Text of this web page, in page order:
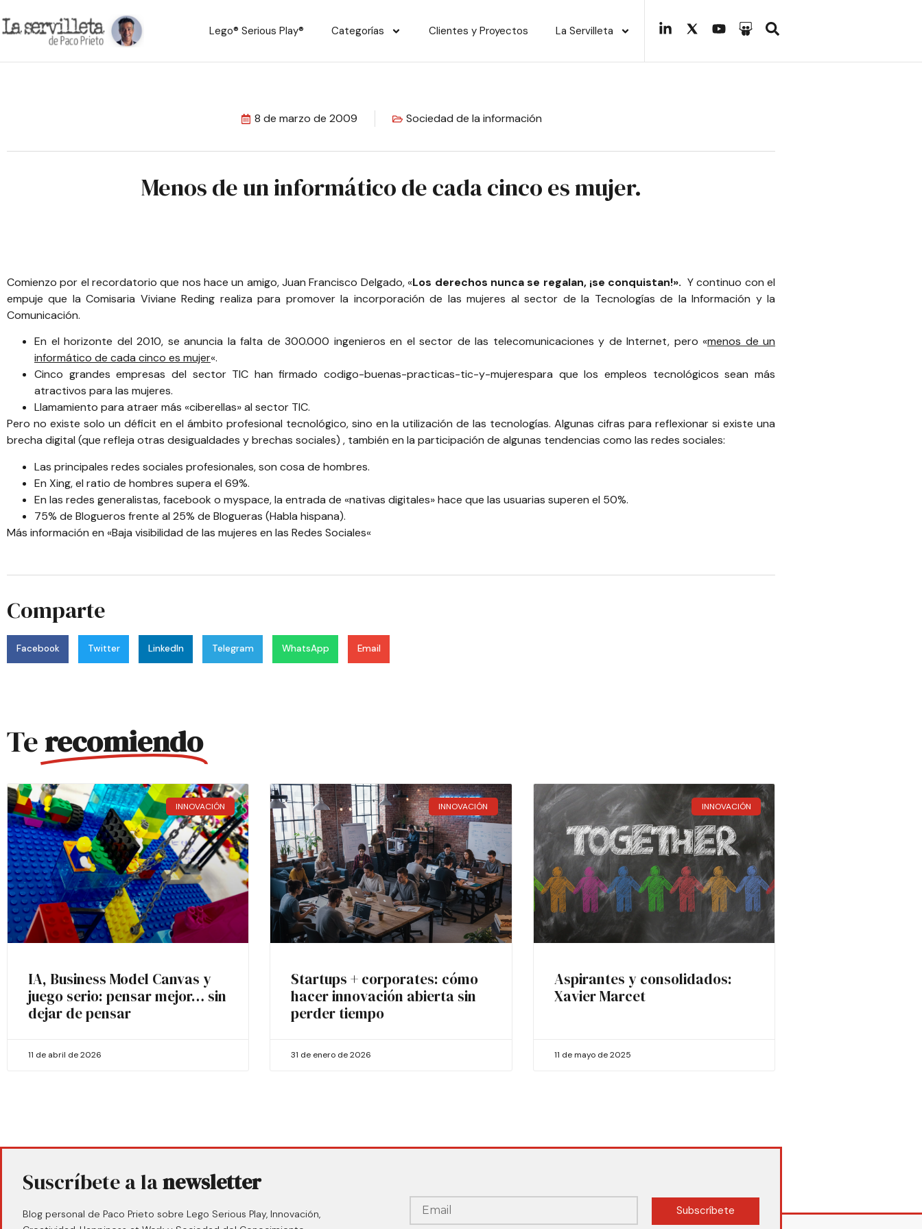
Lego® Serious Play® Categorías Clientes y Proyectos La Servilleta
8 de marzo de 2009 Sociedad de la información
Menos de un informático de cada cinco es mujer.
Comienzo por el recordatorio que nos hace un amigo, Juan Francisco Delgado, «Los derechos nunca se regalan, ¡se conquistan!». Y continuo con el
empuje que la Comisaria Viviane Reding realiza para promover la incorporación de las mujeres al sector de la Tecnologías de la Información y la
Comunicación.
En el horizonte del 2010, se anuncia la falta de 300.000 ingenieros en el sector de las telecomunicaciones y de Internet, pero «menos de un
informático de cada cinco es mujer«.
Cinco grandes empresas del sector TIC han firmadocodigo-buenas-practicas-tic-y-mujerespara que los empleos tecnológicos sean más
atractivos para las mujeres.
Llamamiento para atraer más «ciberellas» al sector TIC.
Pero no existe solo un déficit en el ámbito profesional tecnológico, sino en la utilización de las tecnologías. Algunas cifras para reflexionar si existe una
brecha digital (que refleja otras desigualdades y brechas sociales) , también en la participación de algunas tendencias como las redes sociales:
Las principales redes sociales profesionales, son cosa de hombres.
En Xing, el ratio de hombres supera el 69%.
En las redes generalistas, facebook o myspace, la entrada de «nativas digitales» hace que las usuarias superen el 50%.
75% de Blogueros frente al 25% de Blogueras (Habla hispana).
Más información en «Baja visibilidad de las mujeres en las Redes Sociales«
Comparte
Facebook Twitter LinkedIn Telegram WhatsApp Email
Terecomiendo
INNOVACIÓN
IA, Business Model Canvas y
juego serio: pensar mejor… sin
dejar de pensar
11 de abril de 2026
INNOVACIÓN
Startups + corporates: cómo
hacer innovación abierta sin
perder tiempo
31 de enero de 2026
INNOVACIÓN
Aspirantes y consolidados:
Xavier Marcet
11 de mayo de 2025
Suscríbete a lanewsletter
Blog personal de Paco Prieto sobre Lego Serious Play, Innovación,
Subscríbete